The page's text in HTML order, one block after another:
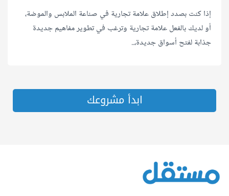
إذا كنت بصدد إطلاق علامة تجارية في صناعة الملابس والموضة،
أو لديك بالفعل علامة تجارية وترغب في تطوير مفاهيم جديدة
جذابة لفتح أسواق جديدة،..
ابدأ مشروعك